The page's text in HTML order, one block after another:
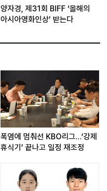
양자경, 제31회 BIFF ‘올해의
아시아영화인상’ 받는다
폭염에 멈춰선 KBO리그…‘강제
휴식기’ 끝나고 일정 재조정